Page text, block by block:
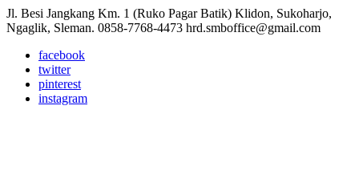
Jl. Besi Jangkang Km. 1 (Ruko Pagar Batik) Klidon, Sukoharjo,
Ngaglik, Sleman. 0858-7768-4473 hrd.smboffice@gmail.com
facebook
twitter
pinterest
instagram